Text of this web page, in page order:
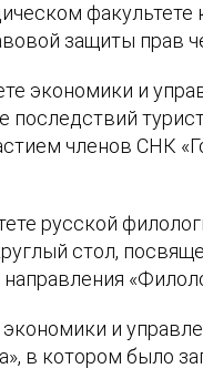
факультете
защиты прав
экономики и
последствий
членов СНК
русской
стол,
экономики и
в котором было